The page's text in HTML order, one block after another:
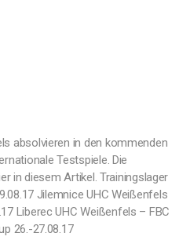
absolvieren in den kommenden
Testspiele. Die
in diesem Artikel. Trainingslager
Jilemnice UHC Weißenfels
Liberec UHC Weißenfels – FBC
26.-27.08.17